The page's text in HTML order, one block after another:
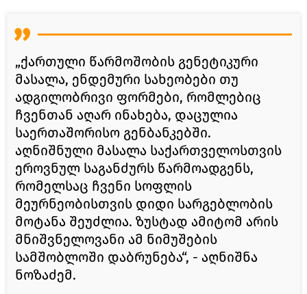
„ქართული წარმოშობის გენეტიკური
მასალა, ენდემური სახეობები თუ
ადგილობრივი ფორმები, რომლებიც
ჩვენთან აღარ ინახება, დაცულია
საერთაშორისო გენბანკებში.
აღნიშნული მასალა საქართველოსთვის
ეროვნულ საგანძურს წარმოადგენს,
რომელსაც ჩვენი სოფლის
მეურნეობისთვის დიდი სარგებლობის
მოტანა შეუძლია. ზუსტად ამიტომ არის
მნიშვნელოვანი ამ ნიმუშების
სამშობლოში დაბრუნება“, - აღნიშნა
ნოზაძემ.